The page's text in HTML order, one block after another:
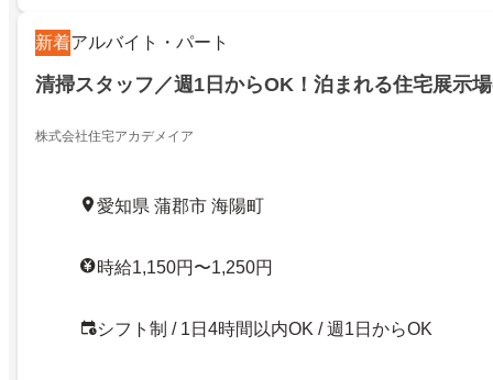
新着アルバイト・パート
清掃スタッフ／週1日からOK！泊まれる住宅展示
株式会社住宅アカデメイア
愛知県 蒲郡市 海陽町
時給1,150円〜1,250円
シフト制 / 1日4時間以内OK / 週1日からOK